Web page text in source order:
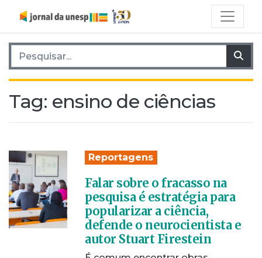
Pesquisar por:
Tag: ensino de ciências
Reportagens
Falar sobre o fracasso na
pesquisa é estratégia para
popularizar a ciência,
defende o neurocientista e
autor Stuart Firestein